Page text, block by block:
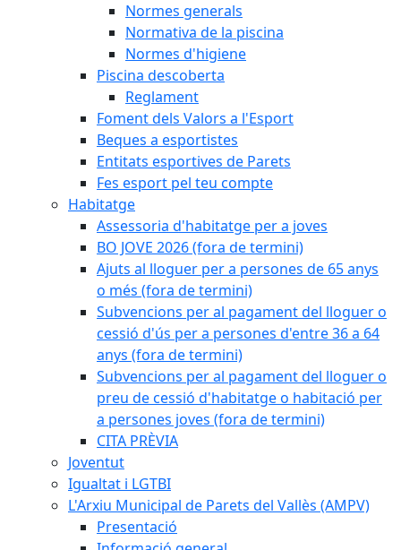
Normes generals
Normativa de la piscina
Normes d'higiene
Piscina descoberta
Reglament
Foment dels Valors a l'Esport
Beques a esportistes
Entitats esportives de Parets
Fes esport pel teu compte
Habitatge
Assessoria d'habitatge per a joves
BO JOVE 2026 (fora de termini)
Ajuts al lloguer per a persones de 65 anys
o més (fora de termini)
Subvencions per al pagament del lloguer o
cessió d'ús per a persones d'entre 36 a 64
anys (fora de termini)
Subvencions per al pagament del lloguer o
preu de cessió d'habitatge o habitació per
a persones joves (fora de termini)
CITA PRÈVIA
Joventut
Igualtat i LGTBI
L'Arxiu Municipal de Parets del Vallès (AMPV)
Presentació